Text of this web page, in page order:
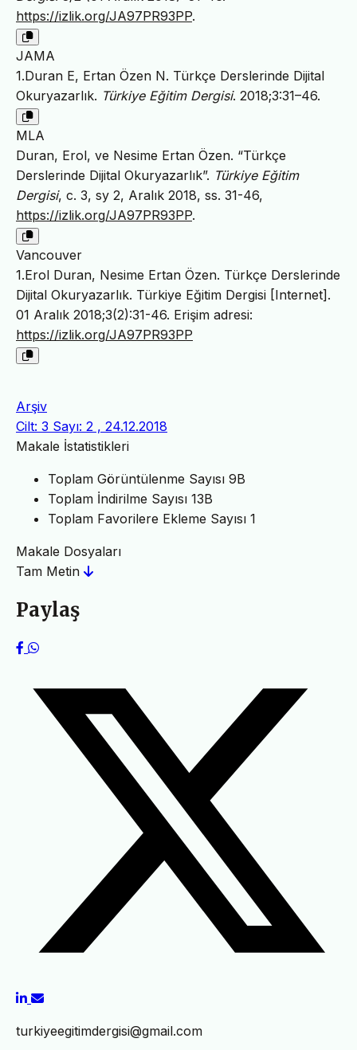
https://izlik.org/JA97PR93PP.
JAMA
1.Duran E, Ertan Özen N. Türkçe Derslerinde Dijital
Okuryazarlık. Türkiye Eğitim Dergisi. 2018;3:31–46.
MLA
Duran, Erol, ve Nesime Ertan Özen. “Türkçe
Derslerinde Dijital Okuryazarlık”. Türkiye Eğitim
Dergisi, c. 3, sy 2, Aralık 2018, ss. 31-46,
https://izlik.org/JA97PR93PP.
Vancouver
1.Erol Duran, Nesime Ertan Özen. Türkçe Derslerinde
Dijital Okuryazarlık. Türkiye Eğitim Dergisi [Internet].
01 Aralık 2018;3(2):31-46. Erişim adresi:
https://izlik.org/JA97PR93PP
Arşiv
Cilt: 3 Sayı: 2 , 24.12.2018
Makale İstatistikleri
Toplam Görüntülenme Sayısı 9B
Toplam İndirilme Sayısı 13B
Toplam Favorilere Ekleme Sayısı 1
Makale Dosyaları
Tam Metin
Paylaş
turkiyeegitimdergisi@gmail.com